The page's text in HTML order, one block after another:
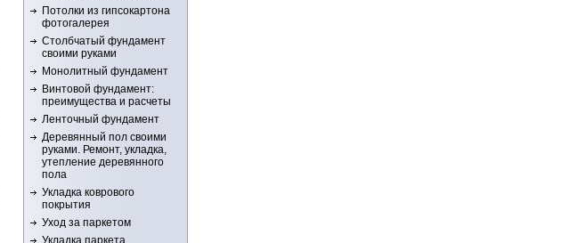
Потолки из гипсокартона
фотогалерея
Столбчатый фундамент
своими руками
Монолитный фундамент
Винтовой фундамент:
преимущества и расчеты
Ленточный фундамент
Деревянный пол своими
руками. Ремонт, укладка,
утепление деревянного
пола
Укладка коврового
покрытия
Уход за паркетом
Укладка паркета